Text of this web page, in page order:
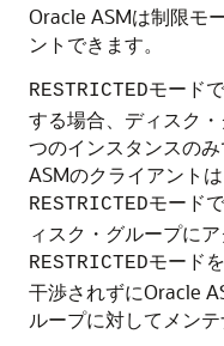
Oracle ASMは制限モ
ントできます。
RESTRICTEDモード
する場合、ディスク
つのインスタンスの
ASMのクライアント
RESTRICTEDモード
ィスク・グループにア
RESTRICTEDモード
干渉されずにOracle
ループに対してメン